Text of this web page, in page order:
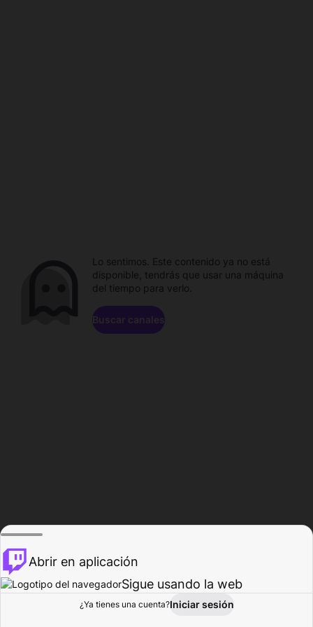
Explorar Actividad
Lo sentimos. Este contenido ya no está
disponible, tendrás que usar una máquina
del tiempo para verlo.
Buscar canales
Abrir en aplicación
Sigue usando la web
¿Ya tienes una cuenta?Iniciar sesión